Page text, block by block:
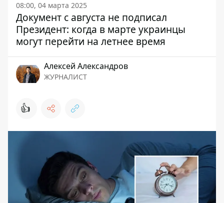
08:00, 04 марта 2025
Документ с августа не подписал
Президент: когда в марте украинцы
могут перейти на летнее время
Алексей Александров
ЖУРНАЛИСТ
👍